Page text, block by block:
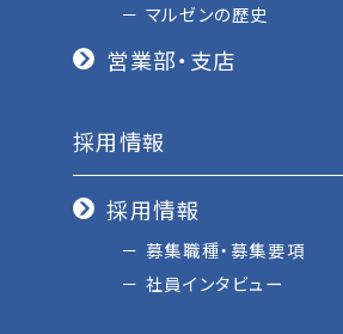
マルゼンの歴史
営業部・支店
採用情報
採用情報
募集職種・募集要項
社員インタビュー